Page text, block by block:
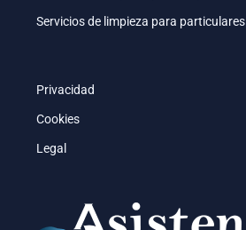
Servicios de limpieza para particulares
Privacidad
Cookies
Legal